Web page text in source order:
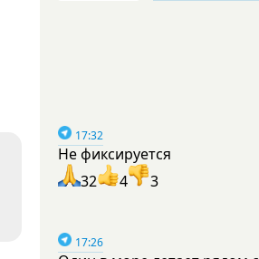
17:32
Не фиксируется
32
4 3
17:26